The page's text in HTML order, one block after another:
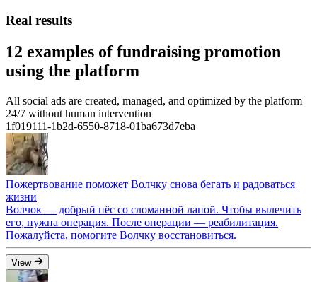
Real results
12 examples of fundraising promotion
using the platform
All social ads are created, managed, and optimized by the platform
24/7 without human intervention
1f019111-1b2d-6550-8718-01ba673d7eba
Пожертвование поможет Волчку снова бегать и радоваться
жизни
Волчок — добрый пёс со сломанной лапой. Чтобы вылечить
его, нужна операция. После операции — реабилитация.
Пожалуйста, помогите Волчку восстановиться.
View